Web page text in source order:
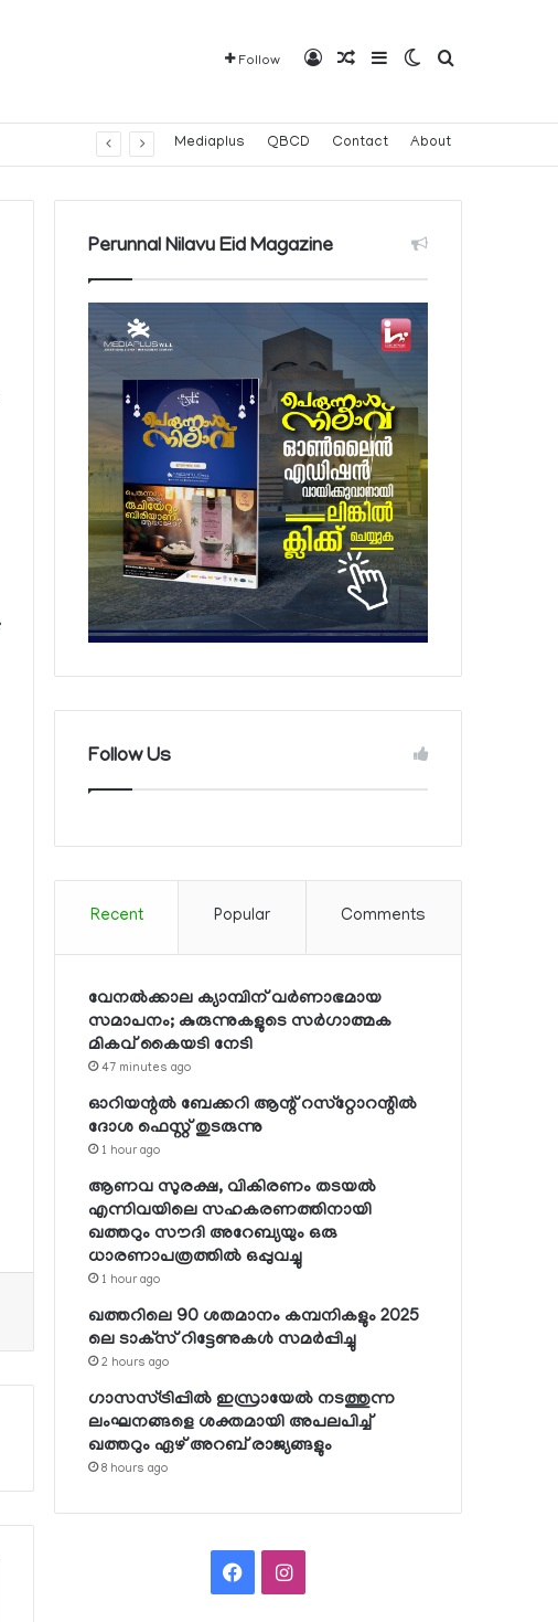
Follow Log InRandom Article
SidebarSwitch skin
Search for
Mediaplus QBCD Contact About
Perunnal Nilavu Eid Magazine
Follow Us
Recent Popular Comments
വേനല്‍ക്കാല ക്യാമ്പിന് വര്‍ണാഭമായ
സമാപനം; കുരുന്നുകളുടെ സര്‍ഗാത്മക
മികവ് കൈയടി നേടി
47 minutes ago
ഓറിയന്റല്‍ ബേക്കറി ആന്റ് റസ്‌റ്റോറന്റില്‍
ദോശ ഫെസ്റ്റ് തുടരുന്നു
1 hour ago
ആണവ സുരക്ഷ, വികിരണം തടയല്‍
എന്നിവയിലെ സഹകരണത്തിനായി
ഖത്തറും സൗദി അറേബ്യയും ഒരു
ധാരണാപത്രത്തില്‍ ഒപ്പുവച്ചു
1 hour ago
ഖത്തറിലെ 90 ശതമാനം കമ്പനികളും 2025
ലെ ടാക്‌സ് റിട്ടേണുകള്‍ സമര്‍പ്പിച്ചു
2 hours ago
ഗാസസ്ട്രിപ്പില്‍ ഇസ്രായേല്‍ നടത്തുന്ന
ലംഘനങ്ങളെ ശക്തമായി അപലപിച്ച്
ഖത്തറും ഏഴ് അറബ് രാജ്യങ്ങളും
8 hours ago
FacebookInstagram